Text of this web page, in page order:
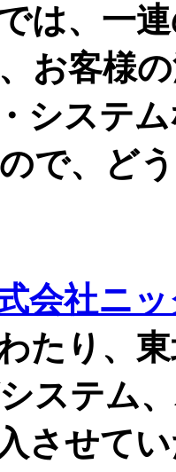
は、一
お客様
システ
で、ど
会社ニ
たり、
ステム
させて